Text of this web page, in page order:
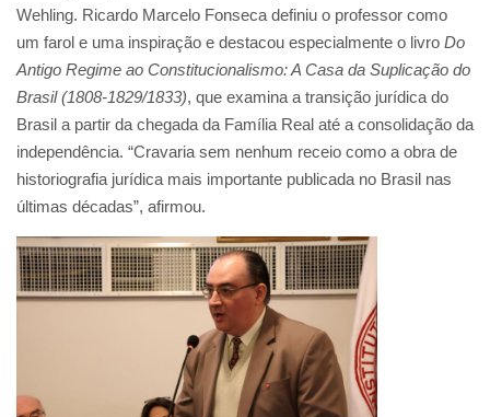
Wehling. Ricardo Marcelo Fonseca definiu o professor como
um farol e uma inspiração e destacou especialmente o livro Do
Antigo Regime ao Constitucionalismo: A Casa da Suplicação do
Brasil (1808-1829/1833), que examina a transição jurídica do
Brasil a partir da chegada da Família Real até a consolidação da
independência. “Cravaria sem nenhum receio como a obra de
historiografia jurídica mais importante publicada no Brasil nas
últimas décadas”, afirmou.